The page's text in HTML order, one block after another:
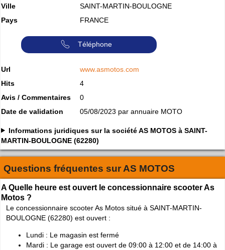
Ville
SAINT-MARTIN-BOULOGNE
Pays
FRANCE
Téléphone
Url
www.asmotos.com
Hits
4
Avis / Commentaires
0
Date de validation
05/08/2023 par annuaire MOTO
Informations juridiques sur la société AS MOTOS à SAINT-
MARTIN-BOULOGNE (62280)
Questions fréquentes surAS MOTOS
A Quelle heure est ouvert le concessionnaire scooter As
Motos ?
Le concessionnaire scooter As Motos situé à SAINT-MARTIN-
BOULOGNE (62280) est ouvert :
Lundi : Le magasin est fermé
Mardi : Le garage est ouvert de 09:00 à 12:00 et de 14:00 à